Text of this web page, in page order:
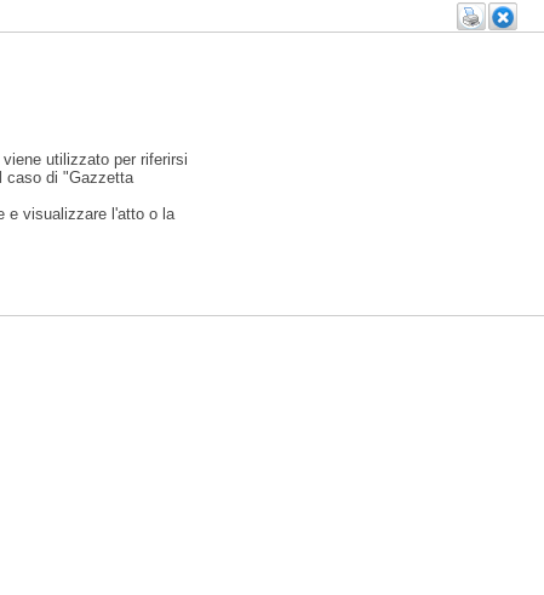
utilizzato per riferirsi
caso di "Gazzetta
e visualizzare l'atto o la